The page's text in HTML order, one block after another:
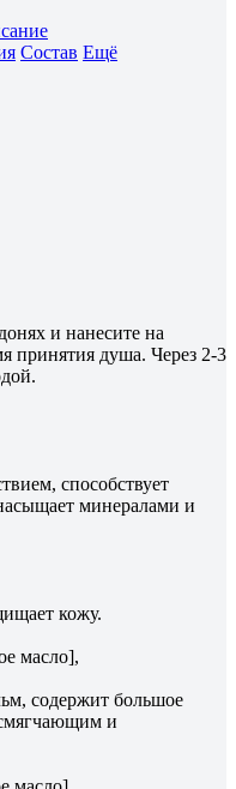
Состав Ещё
и нанесите на
принятия душа. Через 2-3
способствует
минералами и
кожу.
масло],
содержит большое
и